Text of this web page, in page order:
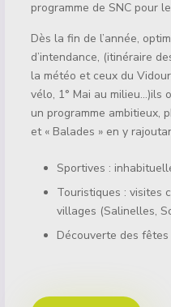
programme de SNC pour
Dès la fin de l’année,
d’intendance, (itinéraire
la météo et ceux du
vélo, 1° Mai au milieu…)ils
un programme ambitieux,
et « Balades » en y
Sportives :
Touristiques : visites
villages (Salinelles,
Découverte des